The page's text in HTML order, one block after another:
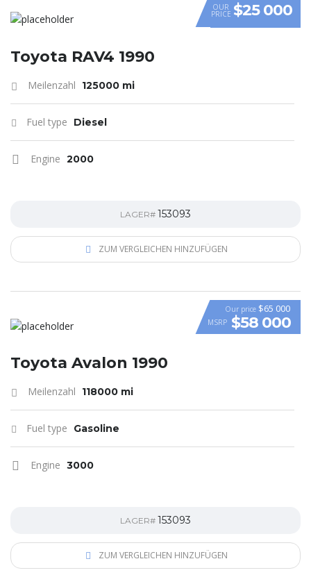
OUR
PRICE $25 000
Toyota RAV4 1990
Meilenzahl 125000 mi
Fuel type Diesel
Engine 2000
LAGER# 153093
ZUM VERGLEICHEN HINZUFÜGEN
VIDEO
Our price $65 000
MSRP $58 000
Toyota Avalon 1990
Meilenzahl 118000 mi
Fuel type Gasoline
Engine 3000
LAGER# 153093
ZUM VERGLEICHEN HINZUFÜGEN